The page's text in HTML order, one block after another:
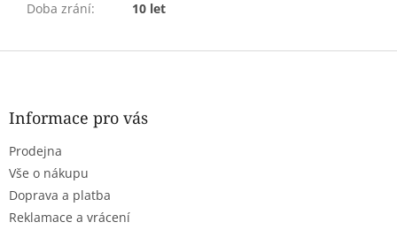
Doba zrání: 10 let
Z
Informace pro vás
Prodejna
Vše o nákupu
Doprava a platba
Reklamace a vrácení